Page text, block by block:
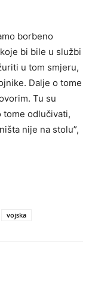
borbeno
bi bile u službi
u tom smjeru,
Dalje o tome
Tu su
odlučivati,
nije na stolu”,
vojska